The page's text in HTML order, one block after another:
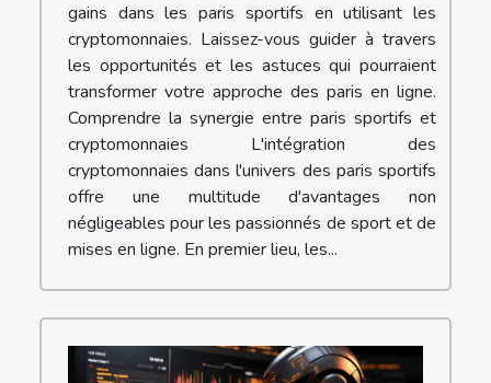
gains dans les paris sportifs en utilisant les
cryptomonnaies. Laissez-vous guider à travers
les opportunités et les astuces qui pourraient
transformer votre approche des paris en ligne.
Comprendre la synergie entre paris sportifs et
cryptomonnaies L'intégration des
cryptomonnaies dans l'univers des paris sportifs
offre une multitude d'avantages non
négligeables pour les passionnés de sport et de
mises en ligne. En premier lieu, les...